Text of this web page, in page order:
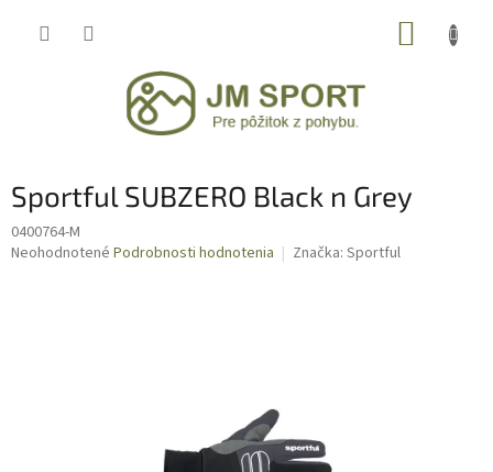
Sportful SUBZERO Black n Grey
0400764-M
Priemerné
Neohodnotené Podrobnosti hodnotenia Značka: Sportful